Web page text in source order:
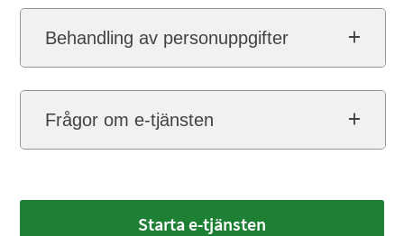
Behandling av personuppgifter
Frågor om e-tjänsten
Starta e-tjänsten